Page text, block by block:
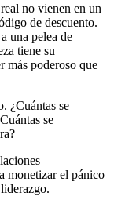
no vienen en un
de descuento.
una pelea de
tiene su
más poderoso que
¿Cuántas se
se
monetizar el pánico